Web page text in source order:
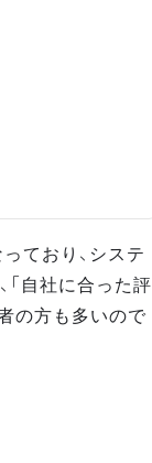
ており、システ
自社に合った評
の方も多いので